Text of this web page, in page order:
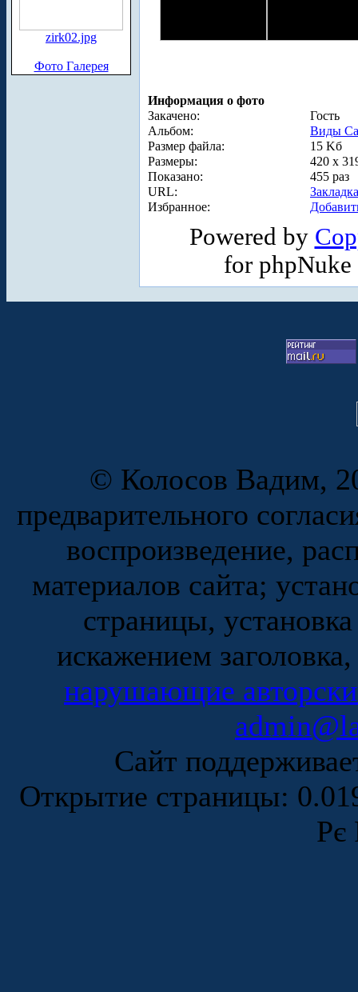
zirk02.jpg
Фото Галерея
Информация о фото
Закачено:
Гость
Альбом:
Виды
Размер файла:
15 Kб
Размеры:
420 x
Показано:
455 раз
URL:
Избранное:
Powered by
for
© Колосов Вадим,
предварительного
воспроизведение,
материалов сайта;
страницы,
искажением
нарушающие
Сайт
Открытие страницы:
Рє